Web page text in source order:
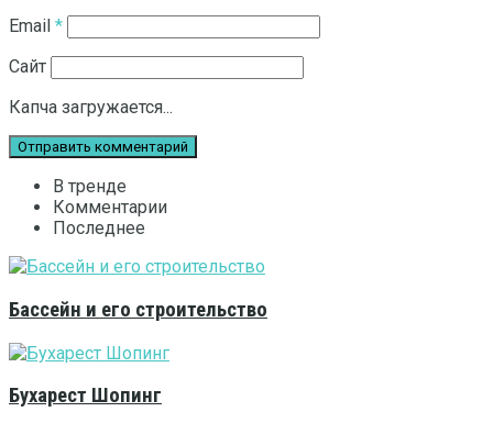
Email *
Сайт
Капча загружается...
В тренде
Комментарии
Последнее
Бассейн и его строительство
Бухарест Шопинг